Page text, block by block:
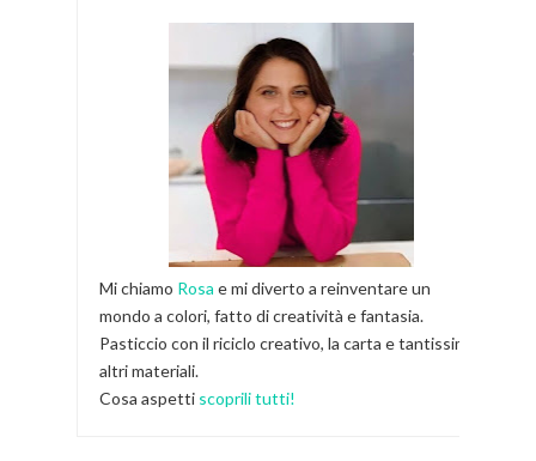
Mi chiamo Rosa e mi diverto a reinventare un
mondo a colori, fatto di creatività e fantasia.
Pasticcio con il riciclo creativo, la carta e tantissimi
altri materiali.
Cosa aspetti scoprili tutti!